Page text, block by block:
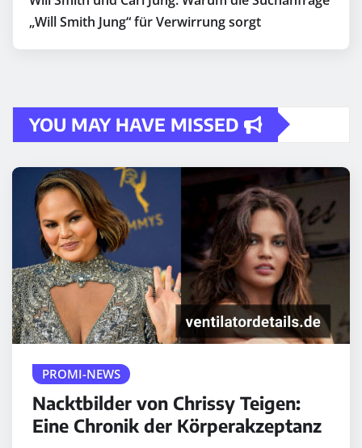
„Will Smith Jung“ für Verwirrung sorgt
YOU MAY HAVE MISSED
PROMI-NEWS
Nacktbilder von Chrissy Teigen:
Eine Chronik der Körperakzeptanz